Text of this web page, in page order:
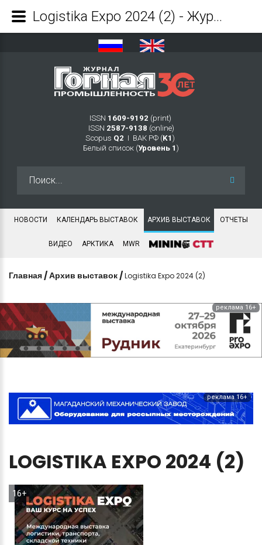
ISSN 1609-9192 (print)
ISSN 2587-9138 (online)
Scopus Q2 Ι ВАК РФ (K1 )
Белый список (Уровень 1 )
НОВОСТИ КАЛЕНДАРЬ ВЫСТАВОК АРХИВ ВЫСТАВОК ОТЧЕТЫ
ВИДЕО АРКТИКА MWR
Главная /Архив выставок /Logistika Expo 2024 (2)
реклама 16+
реклама 16+
LOGISTIKA EXPO 2024 (2)
16+
Logistika Expo 2024 (2) - Журнал Горная промышленность